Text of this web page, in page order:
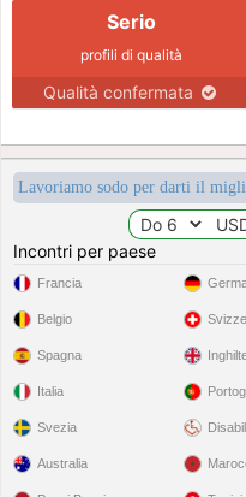
Serio
profili di qualità
Qualità confermata
Lavoriamo sodo per darti il
Incontri per paese
Francia
Belgio
Spagna
Italia
Svezia
Australia